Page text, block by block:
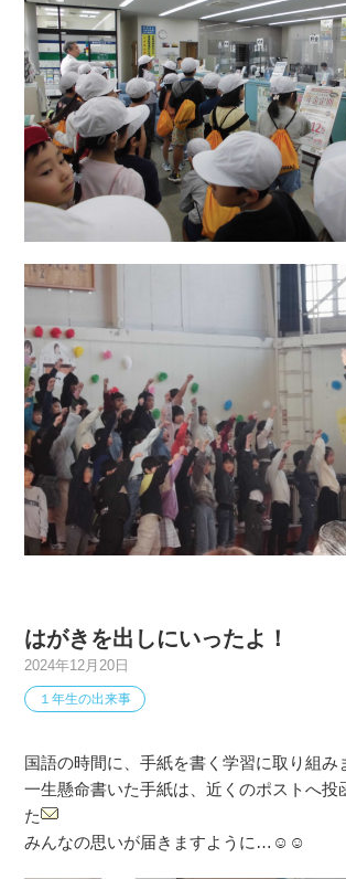
はがきを出しにいったよ！
2024年12月20日
１年生の出来事
国語の時間に、手紙を書く学習に取り組み
一生懸命書いた手紙は、近くのポストへ投
た
みんなの思いが届きますように…☺☺